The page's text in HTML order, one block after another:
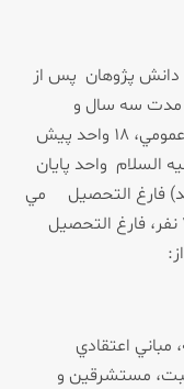
دانش پژوهان پس از
مدت سه سال و
گذراندن ۶۰ واحد درسي تخصصي، ۱۵ واحد عمومي، ۱۸ واحد پيش
گرايش و عليه السلام واحد پايان
ارشد) فارغ التحصيل مي
شوند. تا كنون بيش از ۱۴۰ نفر پذيرش و ۷۰ نفر، فارغ التحصيل
مباني اعتقادي
مستشرقين و